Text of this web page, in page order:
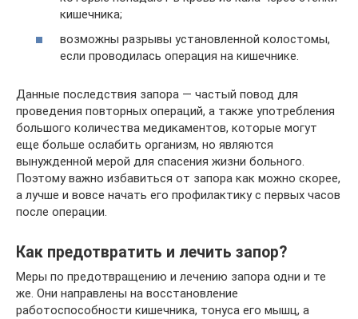
кишечника;
возможны разрывы установленной колостомы,
если проводилась операция на кишечнике.
Данные последствия запора — частый повод для
проведения повторных операций, а также употребления
большого количества медикаментов, которые могут
еще больше ослабить организм, но являются
вынужденной мерой для спасения жизни больного.
Поэтому важно избавиться от запора как можно скорее,
а лучше и вовсе начать его профилактику с первых часов
после операции.
Как предотвратить и лечить запор?
Меры по предотвращению и лечению запора одни и те
же. Они направлены на восстановление
работоспособности кишечника, тонуса его мышц, а